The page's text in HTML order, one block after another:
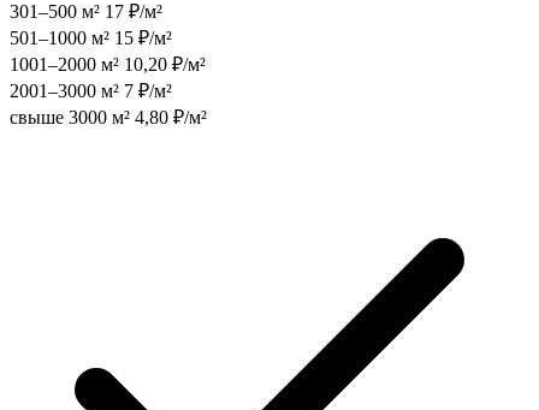
301–500 м² 17 ₽/м²
501–1000 м² 15 ₽/м²
1001–2000 м² 10,20 ₽/м²
2001–3000 м² 7 ₽/м²
свыше 3000 м² 4,80 ₽/м²